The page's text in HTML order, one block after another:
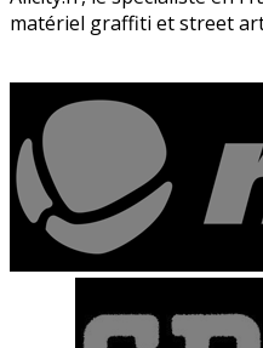
matériel graffiti et street